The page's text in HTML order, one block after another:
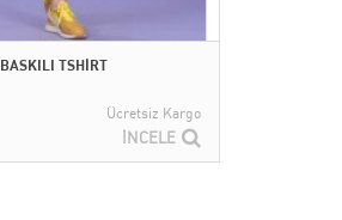
BASKILI TSHİRT
Ücretsiz Kargo
İNCELE